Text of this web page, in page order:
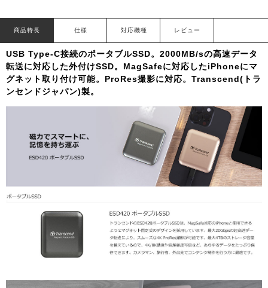
商品特長 仕様 対応機種 レビュー
USB Type-C接続のポータブルSSD。2000MB/sの高速データ
転送に対応した外付けSSD。MagSafeに対応したiPhoneにマ
グネット取り付け可能。ProRes撮影に対応。Transcend(トラ
ンセンドジャパン)製。